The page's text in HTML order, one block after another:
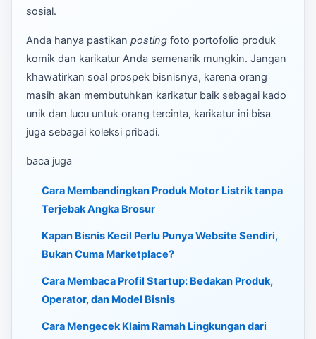
sosial.
Anda hanya pastikan posting foto portofolio produk
komik dan karikatur Anda semenarik mungkin. Jangan
khawatirkan soal prospek bisnisnya, karena orang
masih akan membutuhkan karikatur baik sebagai kado
unik dan lucu untuk orang tercinta, karikatur ini bisa
juga sebagai koleksi pribadi.
baca juga
Cara Membandingkan Produk Motor Listrik tanpa
Terjebak Angka Brosur
Kapan Bisnis Kecil Perlu Punya Website Sendiri,
Bukan Cuma Marketplace?
Cara Membaca Profil Startup: Bedakan Produk,
Operator, dan Model Bisnis
Cara Mengecek Klaim Ramah Lingkungan dari